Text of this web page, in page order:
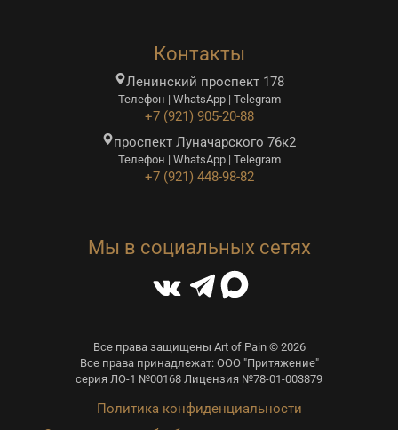
Контакты
Ленинский проспект 178
Телефон | WhatsApp | Telegram
+7 (921) 905-20-88
проспект Луначарского 76к2
Телефон | WhatsApp | Telegram
+7 (921) 448-98-82
Мы в социальных сетях
Все права защищены Art of Pain © 2026
Все права принадлежат: ООО "Притяжение"
серия ЛО-1 №00168 Лицензия №78-01-003879
Политика конфиденциальности